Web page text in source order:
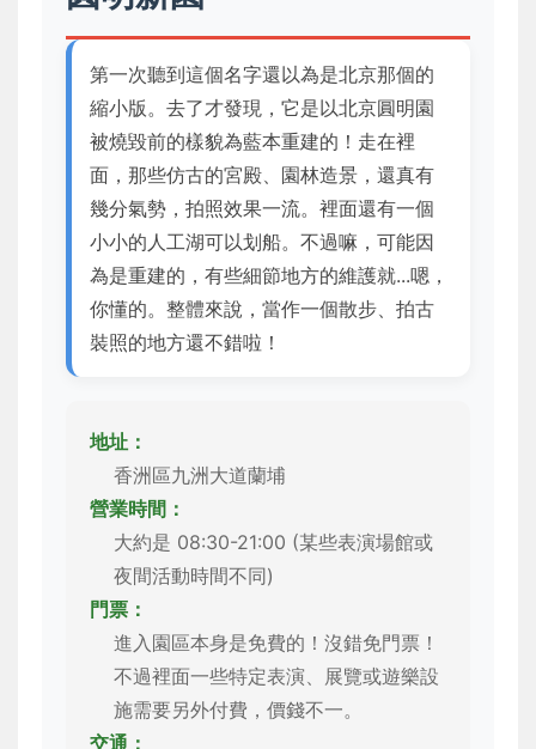
第一次聽到這個名字還以為是北京那個的
縮小版。去了才發現，它是以北京圓明園
被燒毀前的樣貌為藍本重建的！走在裡
面，那些仿古的宮殿、園林造景，還真有
幾分氣勢，拍照效果一流。裡面還有一個
小小的人工湖可以划船。不過嘛，可能因
為是重建的，有些細節地方的維護就...嗯，
你懂的。整體來說，當作一個散步、拍古
裝照的地方還不錯啦！
地址：
香洲區九洲大道蘭埔
營業時間：
大約是 08:30-21:00 (某些表演場館或
夜間活動時間不同)
門票：
進入園區本身是免費的！沒錯免門票！
不過裡面一些特定表演、展覽或遊樂設
施需要另外付費，價錢不一。
交通：